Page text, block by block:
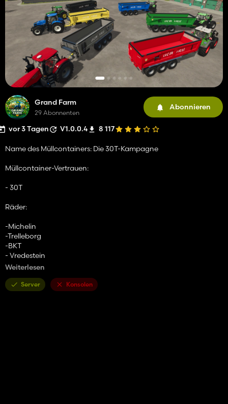
Grand Farm
29 Abonnenten
Abonnieren
vor 3 Tagen V1.0.0.4 8 117
Name des Müllcontainers: Die 30T-Kampagne
Müllcontainer-Vertrauen:
- 30T
Räder:
-Michelin
-Trelleborg
-BKT
- Vredestein
-Eidechse
Farben der Müllcontainer:
Weiterlesen
Server Konsolen